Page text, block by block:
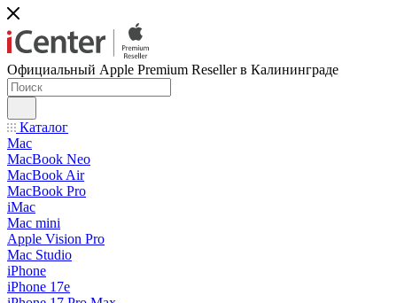
Официальный Apple Premium Reseller в Калининграде
Каталог
Mac
MacBook Neo
MacBook Air
MacBook Pro
iMac
Mac mini
Apple Vision Pro
Mac Studio
iPhone
iPhone 17e